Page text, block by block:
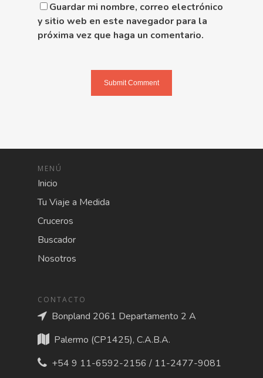
Guardar mi nombre, correo electrónico
y sitio web en este navegador para la
próxima vez que haga un comentario.
MENÚ
Inicio
Tu Viaje a Medida
Cruceros
Buscador
Nosotros
CONTACTO
Bonpland 2061 Departamento 2 A
Palermo (CP1425), C.A.B.A.
+54 9 11-6592-2156 / 11-2477-9081